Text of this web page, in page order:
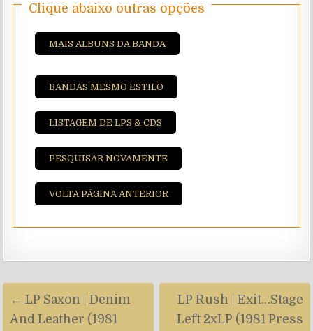
Clique abaixo outras opções
MAIS ALBUNS DA BANDA
BANDAS MESMO ESTILO
LISTAGEM DE LPS & CDS
PESQUISAR NOVAMENTE
VOLTA PÁGINA ANTERIOR
Navegação
de
LP Rush | Exit…Stage
Left 2xLP (1981 Press
← LP Saxon | Denim
And Leather (1981